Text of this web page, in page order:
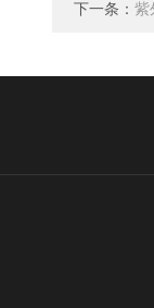
下一条： 紫